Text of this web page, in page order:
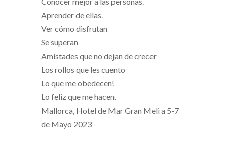
Aprender de ellas.
Ver cómo disfrutan
Se superan
Amistades que no dejan de crecer
Los rollos que les cuento
Lo que me obedecen!
Lo feliz que me hacen.
Mallorca, Hotel de Mar Gran Meli a 5-7
de Mayo 2023